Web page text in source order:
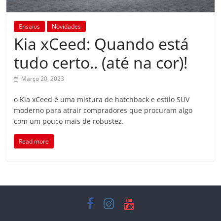
Ensaios Novidades
Kia xCeed: Quando está
tudo certo.. (até na cor)!
Março 20, 2023
o Kia xCeed é uma mistura de hatchback e estilo SUV
moderno para atrair compradores que procuram algo
com um pouco mais de robustez.
Read more